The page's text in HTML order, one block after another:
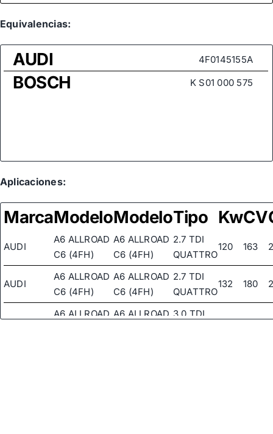
Equivalencias:
AUDI 4F0145155A
BOSCH K S01 000 575
Aplicaciones:
MarcaModeloModeloTipo KwCV
AUDI
A6 ALLROAD
C6 (4FH)
A6 ALLROAD
C6 (4FH)
2.7 TDI
QUATTRO
120 163
AUDI
A6 ALLROAD
C6 (4FH)
A6 ALLROAD
C6 (4FH)
2.7 TDI
QUATTRO
132 180
AUDI
A6 ALLROAD A6 ALLROAD 3.0 TDI
155 211